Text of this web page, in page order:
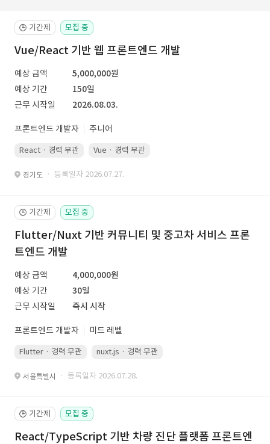
🕒 기간제 모집 중
Vue/React 기반 웹 프론트엔드 개발
예상 금액
5,000,000원
예상 기간
150일
근무 시작일
2026.08.03.
프론트엔드 개발자 주니어
React · 경력 무관 Vue · 경력 무관
경기도 · 등록일자 2026.07.27.
🕒 기간제 모집 중
Flutter/Nuxt 기반 커뮤니티 및 중고차 서비스 프론
트엔드 개발
예상 금액
4,000,000원
예상 기간
30일
근무 시작일
즉시 시작
프론트엔드 개발자 미드 레벨
Flutter · 경력 무관 nuxt.js · 경력 무관
서울특별시 · 등록일자 2026.07.28.
🕒 기간제 모집 중
React/TypeScript 기반 차량 진단 플랫폼 프론트엔